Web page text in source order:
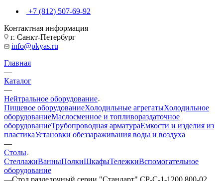
+7 (812) 507-69-92
Контактная информация
г. Санкт-Петербург
info@pkyas.ru
Главная
—
Каталог
—
Нейтральное оборудование
Пищевое оборудованиеХолодильные агрегатыХолодильное
оборудованиеМаслосменное и топливораздаточное
оборудованиеТрубопроводная арматураЕмкости и изделия из
пластикаУстановки обеззараживания воды и воздуха
—
Столы
СтеллажиВанныПолкиШкафыТележкиВспомогательное
оборудование
—Стол разделочный серии "Стандарт" СР-С-1-1200.800-02